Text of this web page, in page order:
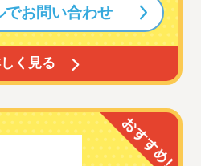
く見る
でお問い合わせ